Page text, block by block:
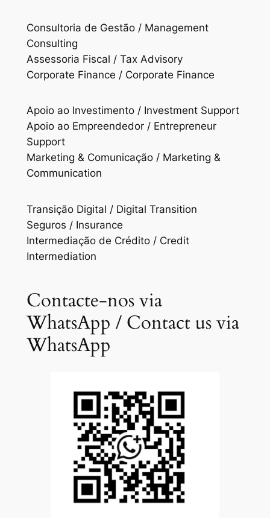
Consultoria de Gestão / Management
Consulting
Assessoria Fiscal / Tax Advisory
Corporate Finance / Corporate Finance
Apoio ao Investimento / Investment Support
Apoio ao Empreendedor / Entrepreneur
Support
Marketing & Comunicação / Marketing &
Communication
Transição Digital / Digital Transition
Seguros / Insurance
Intermediação de Crédito / Credit
Intermediation
Contacte-nos via
WhatsApp / Contact us via
WhatsApp